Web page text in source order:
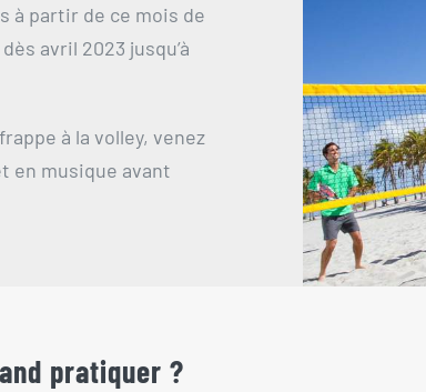
à partir de ce mois de
avril 2023 jusqu’à
à la volley, venez
en musique avant
pratiquer ?